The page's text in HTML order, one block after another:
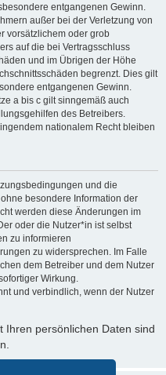
entgangenen Gewinn.
außer bei der Verletzung von
vorsätzlichem oder grob
auf die bei Vertragsschluss
und im Übrigen der Höhe
begrenzt. Dies gilt
entgangenen Gewinn.
a bis c gilt sinngemäß auch
des Betreibers.
nationalem Recht bleiben
und die
besondere Information der
werden diese Änderungen im
oder die Nutzer*in ist selbst
zu informieren
zu widersprechen. Im Falle
dem Betreiber und dem Nutzer
Wirkung.
und verbindlich, wenn der Nutzer
Ihren persönlichen Daten sind